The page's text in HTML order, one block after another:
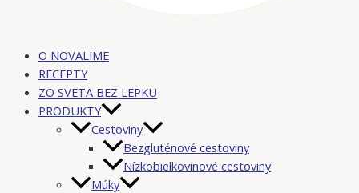
O NOVALIME
RECEPTY
ZO SVETA BEZ LEPKU
PRODUKTY
Cestoviny
Bezgluténové cestoviny
Nízkobielkovinové cestoviny
Múky